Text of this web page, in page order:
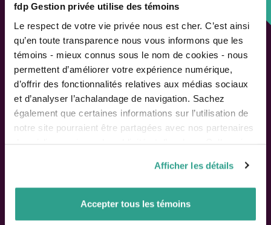
fdp Gestion privée utilise des témoins
Le respect de votre vie privée nous est cher. C’est ainsi
qu’en toute transparence nous vous informons que les
témoins - mieux connus sous le nom de cookies - nous
permettent d’améliorer votre expérience numérique,
d’offrir des fonctionnalités relatives aux médias sociaux
et d’analyser l’achalandage de navigation. Sachez
également que certaines informations sur l’utilisation de
notre site pourraient être partagées avec nos partenaires
vous leur auriez fournies ou qu’ils auraient collectées lors
de votre utilisation de leurs services.
Afficher les détails
Accepter tous les témoins
FAST LINKS
Performance chart
Publications
Follow Us
SHAREHOLDERS